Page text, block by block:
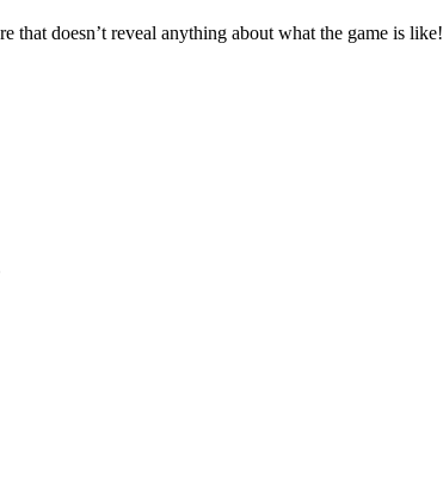
that doesn’t reveal anything about what the game is like!